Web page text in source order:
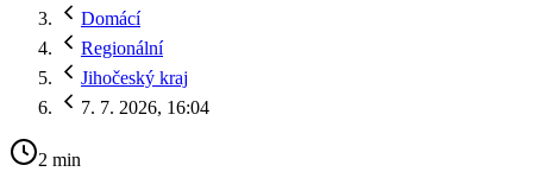
Domácí
Regionální
Jihočeský kraj
7. 7. 2026, 16:04
2 min